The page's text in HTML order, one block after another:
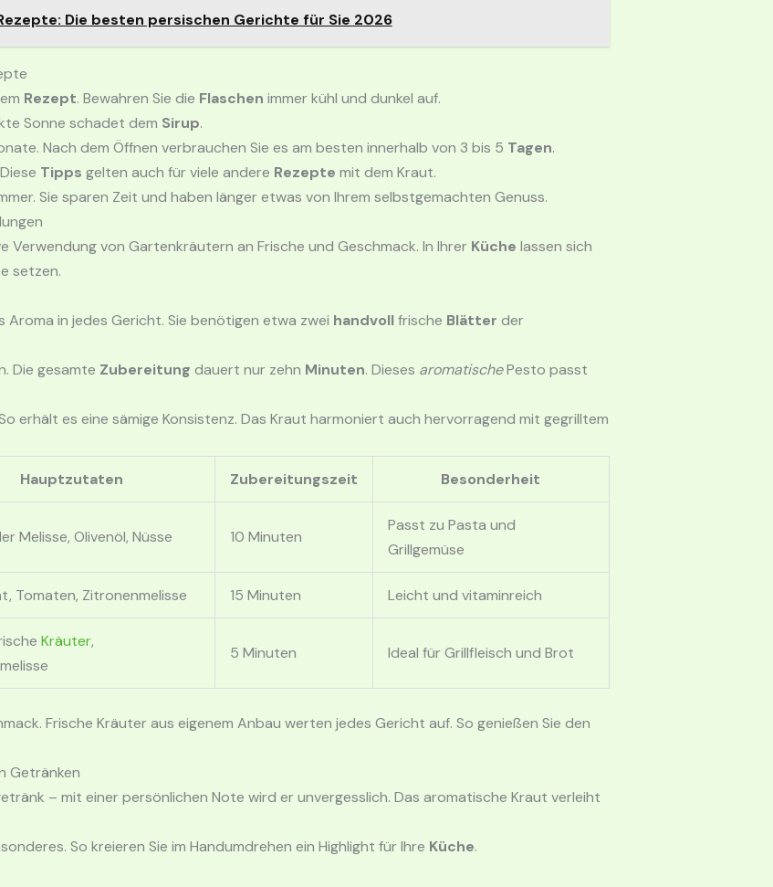
Die besten persischen Gerichte für Sie 2026
Rezept. Bewahren Sie die Flaschen immer kühl und dunkel auf.
Sonne schadet dem Sirup.
Nach dem Öffnen verbrauchen Sie es am besten innerhalb von 3 bis 5 Tagen.
Tipps gelten auch für viele andere Rezepte mit dem Kraut.
Sie sparen Zeit und haben länger etwas von Ihrem selbstgemachten Genuss.
Verwendung von Gartenkräutern an Frische und Geschmack. In Ihrer Küche lassen sich
setzen.
in jedes Gericht. Sie benötigen etwa zwei handvollfrische Blätter der
Die gesamte Zubereitung dauert nur zehn Minuten. Dieses aromatischePesto passt
erhält es eine sämige Konsistenz. Das Kraut harmoniert auch hervorragend mit gegrilltem
Hauptzutaten Zubereitungszeit Besonderheit
Melisse, Olivenöl, Nüsse 10 Minuten
Passt zu Pasta und
Grillgemüse
Tomaten, Zitronenmelisse 15 Minuten Leicht und vitaminreich
Kräuter,
5 Minuten Ideal für Grillfleisch und Brot
Frische Kräuter aus eigenem Anbau werten jedes Gericht auf. So genießen Sie den
Getränken
– mit einer persönlichen Note wird er unvergesslich. Das aromatische Kraut verleiht
So kreieren Sie im Handumdrehen ein Highlight für Ihre Küche.